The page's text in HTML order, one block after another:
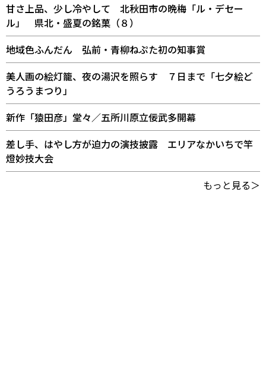
甘さ上品、少し冷やして 北秋田市の晩梅「ル・デセー
ル」 県北・盛夏の銘菓（８）
地域色ふんだん 弘前・青柳ねぷた初の知事賞
美人画の絵灯籠、夜の湯沢を照らす ７日まで「七夕絵ど
うろうまつり」
新作「猿田彦」堂々／五所川原立佞武多開幕
差し手、はやし方が迫力の演技披露 エリアなかいちで竿
燈妙技大会
もっと見る＞